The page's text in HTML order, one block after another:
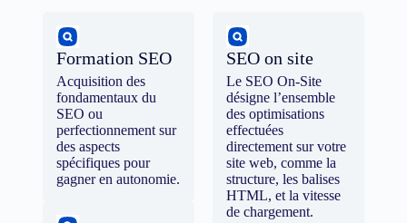
Formation SEO
Acquisition des
fondamentaux du
SEO ou
perfectionnement sur
des aspects
spécifiques pour
gagner en autonomie.
SEO on site
Le SEO On-Site
désigne l’ensemble
des optimisations
effectuées
directement sur votre
site web, comme la
structure, les balises
HTML, et la vitesse
de chargement.